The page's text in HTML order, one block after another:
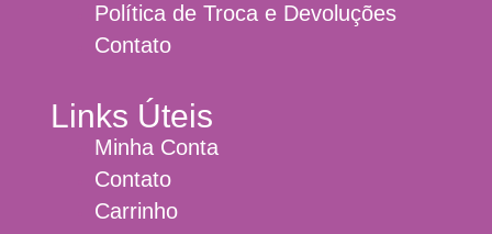
Política de Troca e Devoluções
Contato
Links Úteis
Minha Conta
Contato
Carrinho